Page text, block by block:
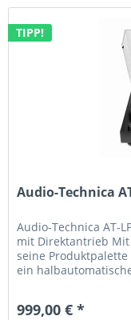
TIPP!
Audio-Technica
Audio-Technica AT-
mit Direktantrieb Mit
seine
ein
999,00 € *